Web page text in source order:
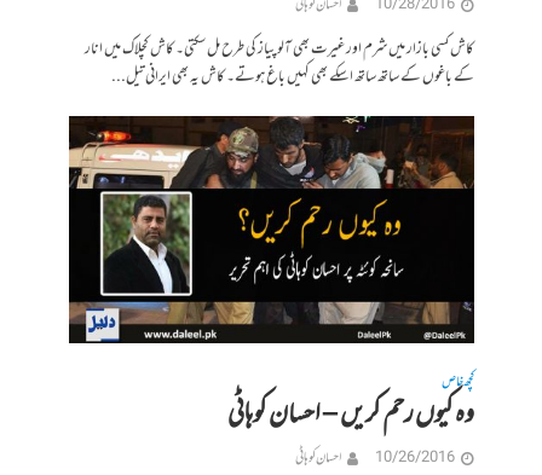
10/28/2016 احسان کوہاٹی
کاش کسی بازار میں شرم اور غیرت بھی آلو پیاز کی طرح مل سکتی۔ کاش کچلاک میں انار
کے باغوں کے ساتھ ساتھ اسکے بھی کہیں باغ ہوتے۔ کاش یہ بھی ایرانی تیل...
کچھ خاص
وہ کیوں رحم کریں – احسان کوہاٹی
10/26/2016 احسان کوہاٹی